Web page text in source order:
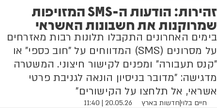
זהירות: הודעות ה-SMS המזויפות
שמרוקנות את חשבונות האשראי
בימים האחרונים התקבלו תלונות רבות מאזרחים
על מסרונים (SMS) המדווחים על "חוב כספי" או
"קנס תעבורה" ומפנים לקישור חיצוני. המשטרה
מדגישה: "מדובר בניסיון הונאה לגניבת פרטי
אשראי, אל תלחצו על הקישורים"
חיים בלוי|חדשות בארץ 20.05.26 | 11:40